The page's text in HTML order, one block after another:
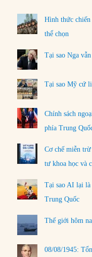
Hình thức
thể chọn
Tại sao Nga
Tại sao Mỹ cứ
Chính sách
phía Trung
Cơ chế miễn
tư khoa học và
Tại sao AI lại
Trung Quốc
Thế giới hôm
08/08/1945: